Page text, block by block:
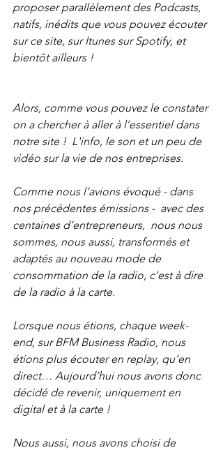
proposer parallèlement des Podcasts,
natifs, inédits que vous pouvez écouter
sur ce site, sur Itunes sur Spotify, et
bientôt ailleurs !
Alors, comme vous pouvez le constater
on a chercher à aller à l’essentiel dans
notre site !  L'info, le son et un peu de
vidéo sur la vie de nos entreprises.
Comme nous l’avions évoqué - dans
nos précédentes émissions -  avec des
centaines d’entrepreneurs,  nous nous
sommes, nous aussi, transformés et
adaptés au nouveau mode de
consommation de la radio, c'est à dire
de la radio à la carte.
Lorsque nous étions, chaque week-
end, sur BFM Business Radio, nous
étions plus écouter en replay, qu’en
direct… Aujourd’hui nous avons donc
décidé de revenir, uniquement en
digital et à la carte !
Nous aussi, nous avons choisi de